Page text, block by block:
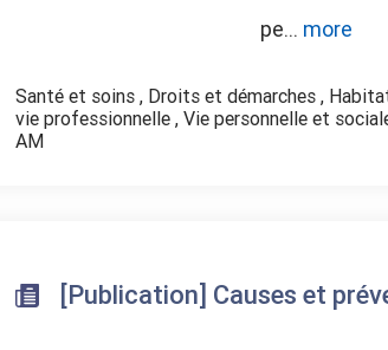
pe... more
Santé et soins , Droits et démarches ,
vie professionnelle , Vie personnelle et
AM
[Publication] Causes et